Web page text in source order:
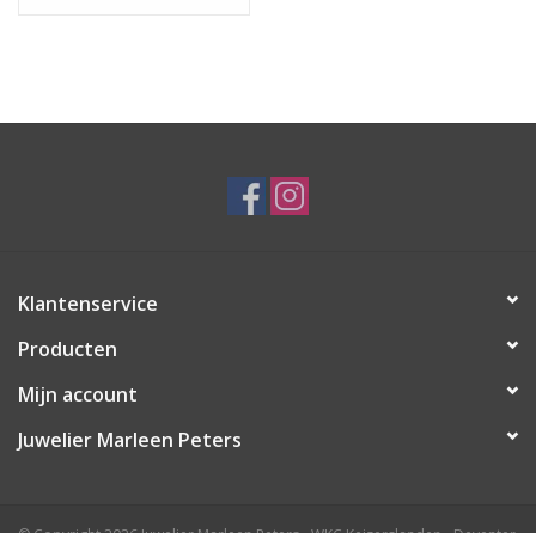
Klantenservice
Producten
Mijn account
Juwelier Marleen Peters